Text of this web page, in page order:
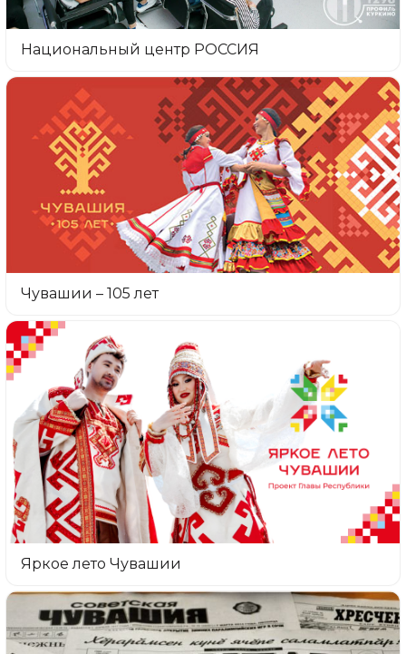
Национальный центр РОССИЯ
Чувашии – 105 лет
Яркое лето Чувашии